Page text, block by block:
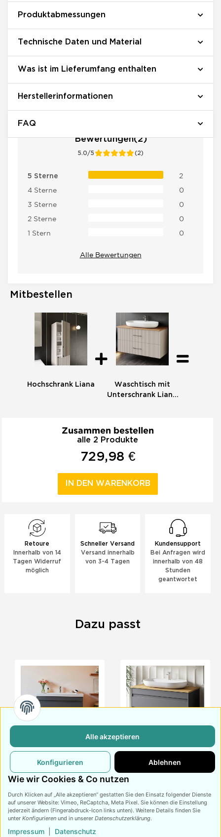
Produktabmessungen
Technische Daten und Material
Was ist im Lieferumfang enthalten
Herstellerinformationen
FAQ
Bewertungen(2)
5.0/5 (2)
5 Sterne
2
4 Sterne
0
3 Sterne
0
2 Sterne
0
1 Stern
0
Alle Bewertungen
Mitbestellen
Hochschrank Liana
Waschtisch mit
Unterschrank Liana
Zusammen bestellen
alle 2 Produkte
729,98 €
IN DEN WARENKORB
Retoure
Innerhalb von 14
Tagen Widerruf
möglich
Schneller Versand
Versand innerhalb
von 3-4 Tagen
Kundensupport
Bei Anfragen wird
innerhalb von 48
Stunden
geantwortet
Dazu passt
Waschtisch mit
Unterschrank Lara
100
415,99€449,99€
Unterschrank Lara
100 Konsole Eiche
499,99€549,99€
Alle akzeptieren
Konfigurieren Ablehnen
Wie wir Cookies & Co nutzen
Durch Klicken auf „Alle akzeptieren“ gestatten Sie den Einsatz folgender Dienste
auf unserer Website: Vimeo, ReCaptcha, Meta Pixel. Sie können die Einstellung
jederzeit ändern (Fingerabdruck-Icon links unten). Weitere Details finden Sie
unter Konfigurieren und in unserer Datenschutzerklärung.
Impressum Datenschutz